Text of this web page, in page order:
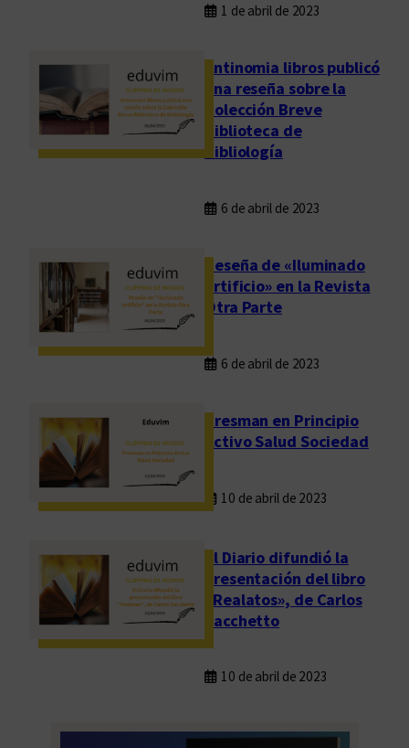
1 de abril de 2023
Antinomia libros publicó
una reseña sobre la
Colección Breve
Biblioteca de
Bibliología
6 de abril de 2023
Reseña de «Iluminado
artificio» en la Revista
Otra Parte
6 de abril de 2023
Presman en Principio
Activo Salud Sociedad
10 de abril de 2023
El Diario difundió la
presentación del libro
«Realatos», de Carlos
Sacchetto
10 de abril de 2023